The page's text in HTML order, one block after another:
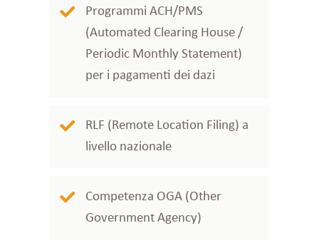
Programmi ACH/PMS
(Automated Clearing House /
Periodic Monthly Statement)
per i pagamenti dei dazi
RLF (Remote Location Filing) a
livello nazionale
Competenza OGA (Other
Government Agency)